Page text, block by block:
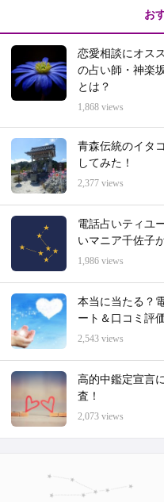
お
恋愛相談にオス
の占い師・神楽
とは？
1,868 views
青森伝統のイタ
してみた！
2,377 views
電話占いティユ
いマニア千佐子
1,986 views
本当に当たる？
ート＆口コミ評
2,543 views
高的中鑑定宣言
査！
2,073 views